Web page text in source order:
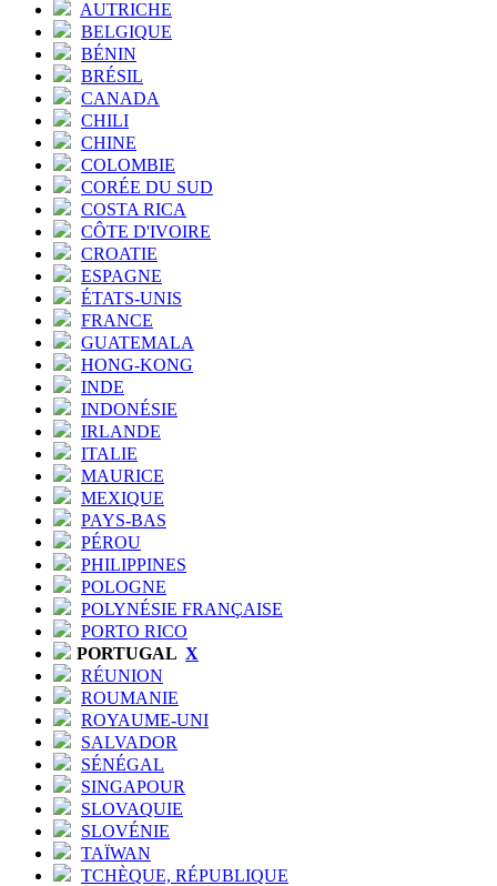
AUTRICHE
BELGIQUE
BÉNIN
BRÉSIL
CANADA
CHILI
CHINE
COLOMBIE
CORÉE DU SUD
COSTA RICA
CÔTE D'IVOIRE
CROATIE
ESPAGNE
ÉTATS-UNIS
FRANCE
GUATEMALA
HONG-KONG
INDE
INDONÉSIE
IRLANDE
ITALIE
MAURICE
MEXIQUE
PAYS-BAS
PÉROU
PHILIPPINES
POLOGNE
POLYNÉSIE FRANÇAISE
PORTO RICO
PORTUGAL X
RÉUNION
ROUMANIE
ROYAUME-UNI
SALVADOR
SÉNÉGAL
SINGAPOUR
SLOVAQUIE
SLOVÉNIE
TAÏWAN
TCHÈQUE, RÉPUBLIQUE